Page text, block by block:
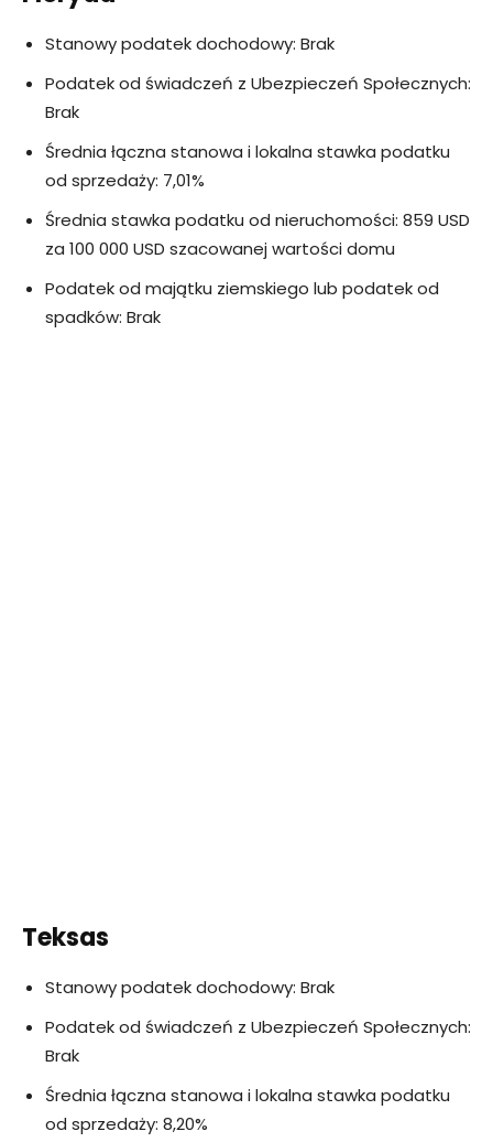
Stanowy podatek dochodowy: Brak
Podatek od świadczeń z Ubezpieczeń Społecznych:
Brak
Średnia łączna stanowa i lokalna stawka podatku
od sprzedaży: 7,01%
Średnia stawka podatku od nieruchomości: 859 USD
za 100 000 USD szacowanej wartości domu
Podatek od majątku ziemskiego lub podatek od
spadków: Brak
Teksas
Stanowy podatek dochodowy: Brak
Podatek od świadczeń z Ubezpieczeń Społecznych:
Brak
Średnia łączna stanowa i lokalna stawka podatku
od sprzedaży: 8,20%